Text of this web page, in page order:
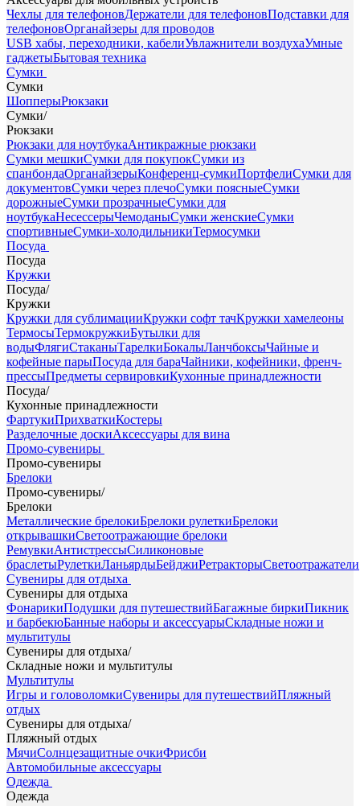
Чехлы для телефоновДержатели для телефоновПодставки для
телефоновОрганайзеры для проводов
USB хабы, переходники, кабелиУвлажнители воздухаУмные
гаджетыБытовая техника
Сумки
Сумки
ШопперыРюкзаки
Сумки/
Рюкзаки
Рюкзаки для ноутбукаАнтикражные рюкзаки
Сумки мешкиСумки для покупокСумки из
спанбондаОрганайзерыКонференц-сумкиПортфелиСумки для
документовСумки через плечоСумки поясныеСумки
дорожныеСумки прозрачныеСумки для
ноутбукаНесессерыЧемоданыСумки женскиеСумки
спортивныеСумки-холодильникиТермосумки
Посуда
Посуда
Кружки
Посуда/
Кружки
Кружки для сублимацииКружки софт тачКружки хамелеоны
ТермосыТермокружкиБутылки для
водыФлягиСтаканыТарелкиБокалыЛанчбоксыЧайные и
кофейные парыПосуда для бараЧайники, кофейники, френч-
прессыПредметы сервировкиКухонные принадлежности
Посуда/
Кухонные принадлежности
ФартукиПрихваткиКостеры
Разделочные доскиАксессуары для вина
Промо-сувениры
Промо-сувениры
Брелоки
Промо-сувениры/
Брелоки
Металлические брелокиБрелоки рулеткиБрелоки
открывашкиСветоотражающие брелоки
РемувкиАнтистрессыСиликоновые
браслетыРулеткиЛаньярдыБейджиРетракторыСветоотражатели
Сувениры для отдыха
Сувениры для отдыха
ФонарикиПодушки для путешествийБагажные биркиПикник
и барбекюБанные наборы и аксессуарыСкладные ножи и
мультитулы
Сувениры для отдыха/
Складные ножи и мультитулы
Мультитулы
Игры и головоломкиСувениры для путешествийПляжный
отдых
Сувениры для отдыха/
Пляжный отдых
МячиСолнцезащитные очкиФрисби
Автомобильные аксессуары
Одежда
Одежда